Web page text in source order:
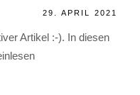
29. APRIL 2021
Artikel :-). In diesen